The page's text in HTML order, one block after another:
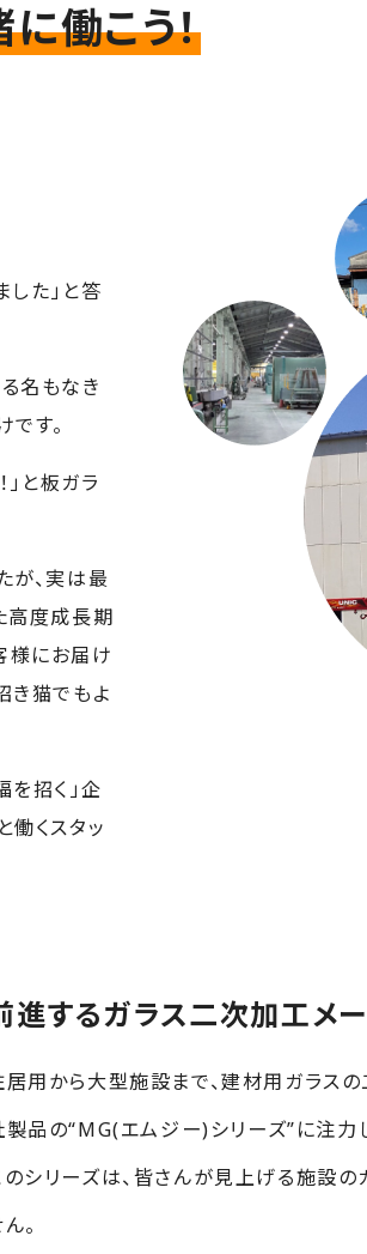
働こう！
た」と答
名もなき
す。
と板ガラ
が、実は最
高度成長期
様にお届け
き猫でもよ
招く」企
働くスタッ
進するガラス二次加工メ
居用から大型施設まで、建材用ガラス
製品の“MG(エムジー)シリーズ”に注力
のシリーズは、皆さんが見上げる施設
。